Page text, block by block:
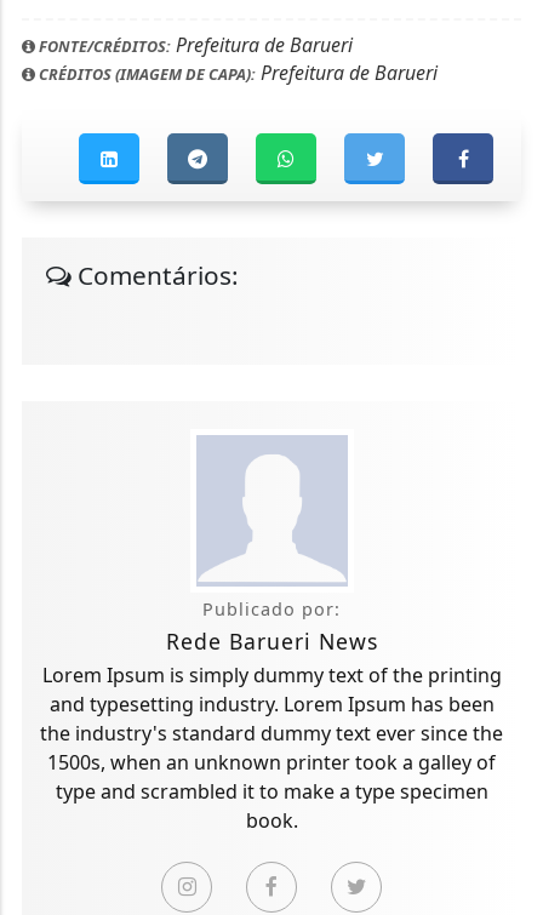
FONTE/CRÉDITOS:Prefeitura de Barueri
CRÉDITOS (IMAGEM DE CAPA):Prefeitura de Barueri
Comentários:
Publicado por:
Rede Barueri News
Lorem Ipsum is simply dummy text of the printing
and typesetting industry. Lorem Ipsum has been
the industry's standard dummy text ever since the
1500s, when an unknown printer took a galley of
type and scrambled it to make a type specimen
book.